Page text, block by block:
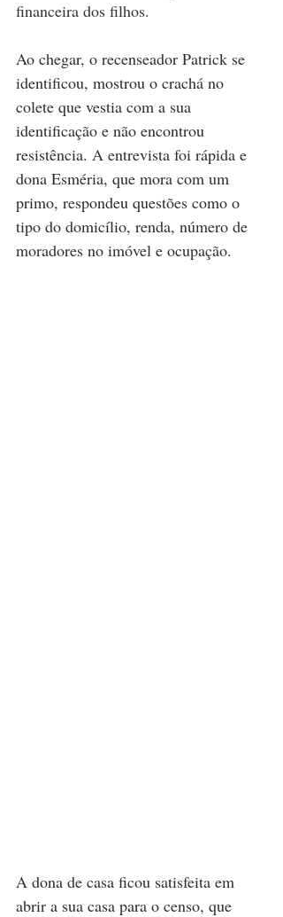
financeira dos filhos.
Ao chegar, o recenseador Patrick se
identificou, mostrou o crachá no
colete que vestia com a sua
identificação e não encontrou
resistência. A entrevista foi rápida e
dona Esméria, que mora com um
primo, respondeu questões como o
tipo do domicílio, renda, número de
moradores no imóvel e ocupação.
A dona de casa ficou satisfeita em
abrir a sua casa para o censo, que